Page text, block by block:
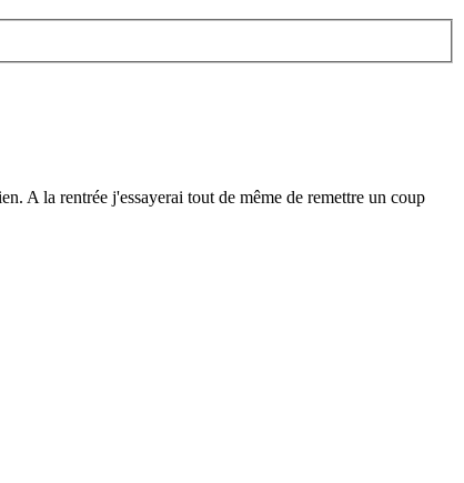
A la rentrée j'essayerai tout de même de remettre un coup